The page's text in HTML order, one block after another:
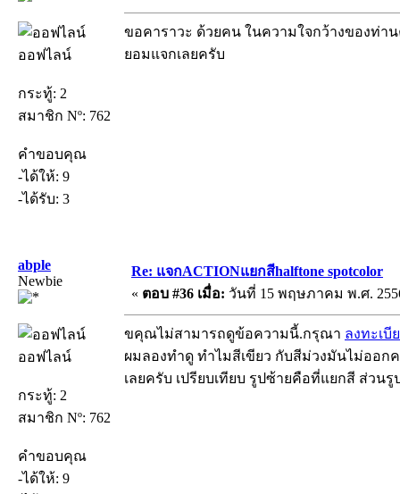
ออฟไลน์
กระทู้: 2
สมาชิก Nº: 762
คำขอบคุณ
-ได้ให้: 9
-ได้รับ: 3
ขอคาราวะ ด้วยคน ในความใจกว้างของท่
ยอมแจกเลยครับ
abple
Newbie
ออฟไลน์
กระทู้: 2
สมาชิก Nº: 762
คำขอบคุณ
-ได้ให้: 9
Re: แจกACTIONแยกสีhalftone spotcolor
« ตอบ #36 เมื่อ: วันที่ 15 พฤษภาคม พ.ศ.
ขคุณไม่สามารถดูข้อความนี้.กรุณา ลงทะเบี
ผมลองทำดู ทำไมสีเขียว กับสีม่วงมันไม่ออก
เลยครับ เปรียบเทียบ รูปซ้ายคือที่แยกสี ส่วน